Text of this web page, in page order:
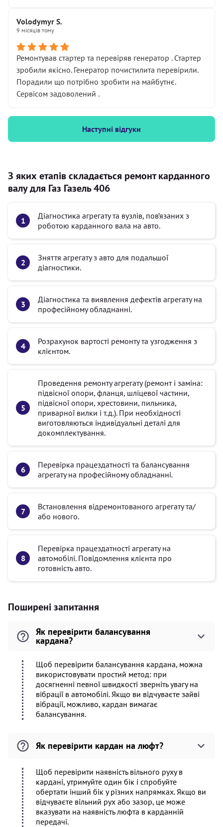
Volodymyr S.
9 місяців тому
Ремонтував стартер та перевіряв генератор . Стартер
зробили якісно. Генератор почистилита перевірили.
Порадили що потрібно зробити на майбутнє.
Сервісом задоволений .
Наступні відгуки
З яких етапів складається ремонт карданного
валу для Газ Газель 406
Діагностика агрегату та вузлів, пов’язаних з
роботою карданного вала на авто.
Зняття агрегату з авто для подальшої
діагностики.
Діагностика та виявлення дефектів агрегату на
професійному обладнанні.
Розрахунок вартості ремонту та узгодження з
клієнтом.
Проведення ремонту агрегату (ремонт і заміна:
підвісної опори, фланця, шліцевої частини,
підвісної опори, хрестовини, пильника,
приварної вилки і т.д.). При необхідності
виготовляються індивідуальні деталі для
докомплектування.
Перевірка працездатності та балансування
агрегату на професійному обладнанні.
Встановлення відремонтованого агрегату та/
або нового.
Перевірка працездатності агрегату на
автомобілі. Повідомлення клієнта про
готовність авто.
Поширені запитання
Як перевірити балансування
кардана?
Щоб перевірити балансування кардана, можна
використовувати простий метод: при
досягненні певної швидкості зверніть увагу на
вібрації в автомобілі. Якщо ви відчуваєте зайві
вібрації, можливо, кардан вимагає
балансування.
Як перевірити кардан на люфт?
Щоб перевірити наявність вільного руху в
кардані, утримуйте один бік і спробуйте
обертати інший бік у різних напрямках. Якщо ви
відчуваєте вільний рух або зазор, це може
вказувати на наявність люфта в карданній
передачі.